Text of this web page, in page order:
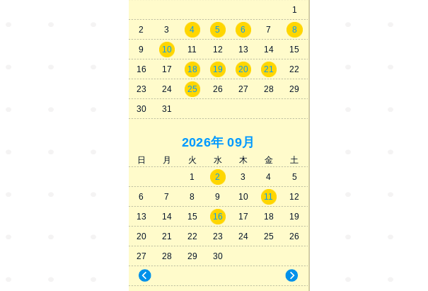
1
2
3 4 5 6 7
8
9
10 11 12 13 14
15
16
17 18 19 20 21
22
23
24 25 26 27 28
29
30
31
2026年 09月
日 月 火 水 木 金 土
1 2 3 4
5
6
7 8 9 10 11
12
13
14 15 16 17 18
19
20
21 22 23 24 25
26
27
28 29 30